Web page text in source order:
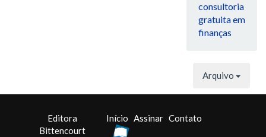
consultoria
gratuita em
finanças
Arquivo
Editora
Bittencourt
Início Assinar Contato